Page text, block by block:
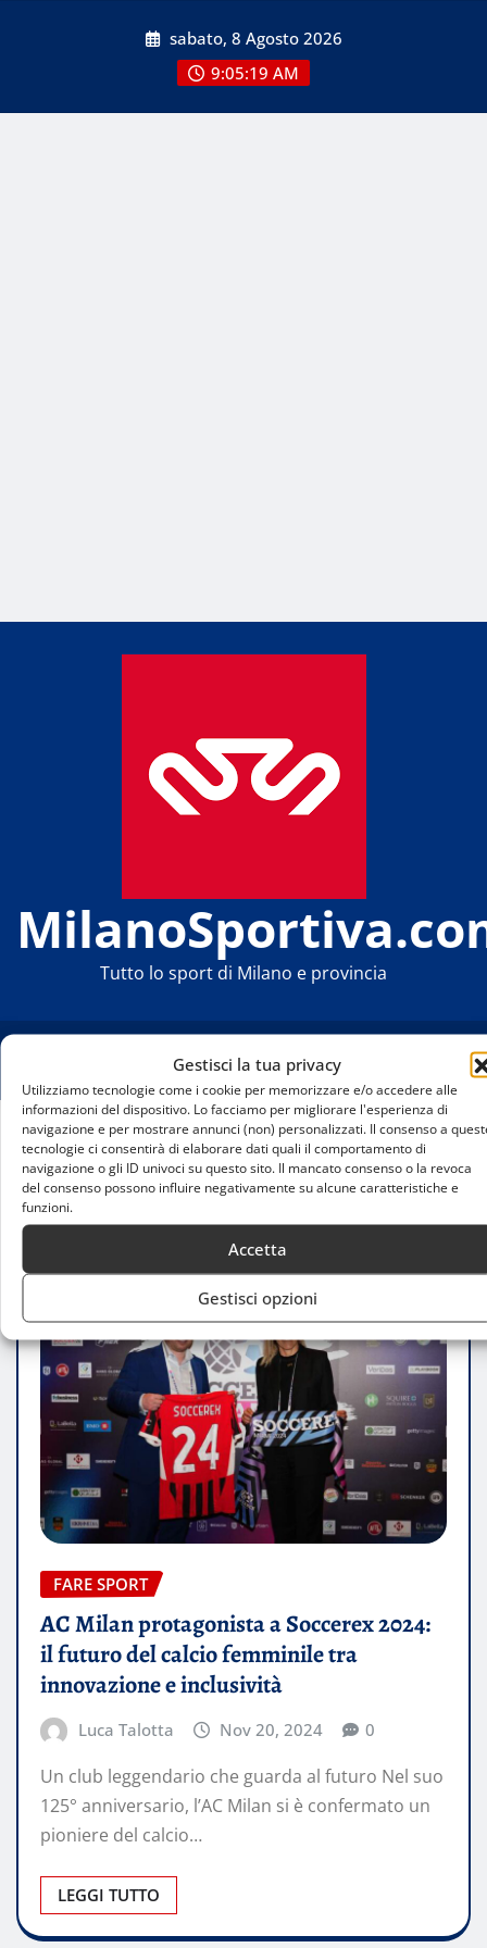
Gestisci la tua privacy
Utilizziamo tecnologie come i cookie per memorizzare e/o accedere alle
informazioni del dispositivo. Lo facciamo per migliorare l'esperienza di
navigazione e per mostrare annunci (non) personalizzati. Il consenso a
tecnologie ci consentirà di elaborare dati quali il comportamento di
navigazione o gli ID univoci su questo sito. Il mancato consenso o la revoca
del consenso possono influire negativamente su alcune caratteristiche e
funzioni.
Accetta
Gestisci opzioni
sabato, 8 Agosto 2026
9:05:20 AM
Tutto lo sport di Milano e provincia
Home
AC Milan protagonista a Soccerex 2024: il futuro
del calcio femminile tra innovazione e inclusività
FARE SPORT
AC Milan protagonista a Soccerex 2024:
il futuro del calcio femminile tra
innovazione e inclusività
Luca Talotta Nov 20, 2024 0
Un club leggendario che guarda al futuro Nel suo
125° anniversario, l’AC Milan si è confermato un
pioniere del calcio…
LEGGI TUTTO